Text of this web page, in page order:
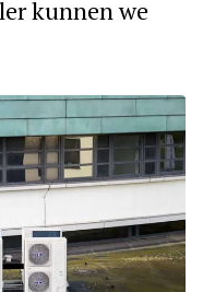
kunnen we